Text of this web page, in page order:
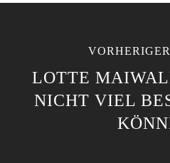
LOTTE
NICHT VIEL